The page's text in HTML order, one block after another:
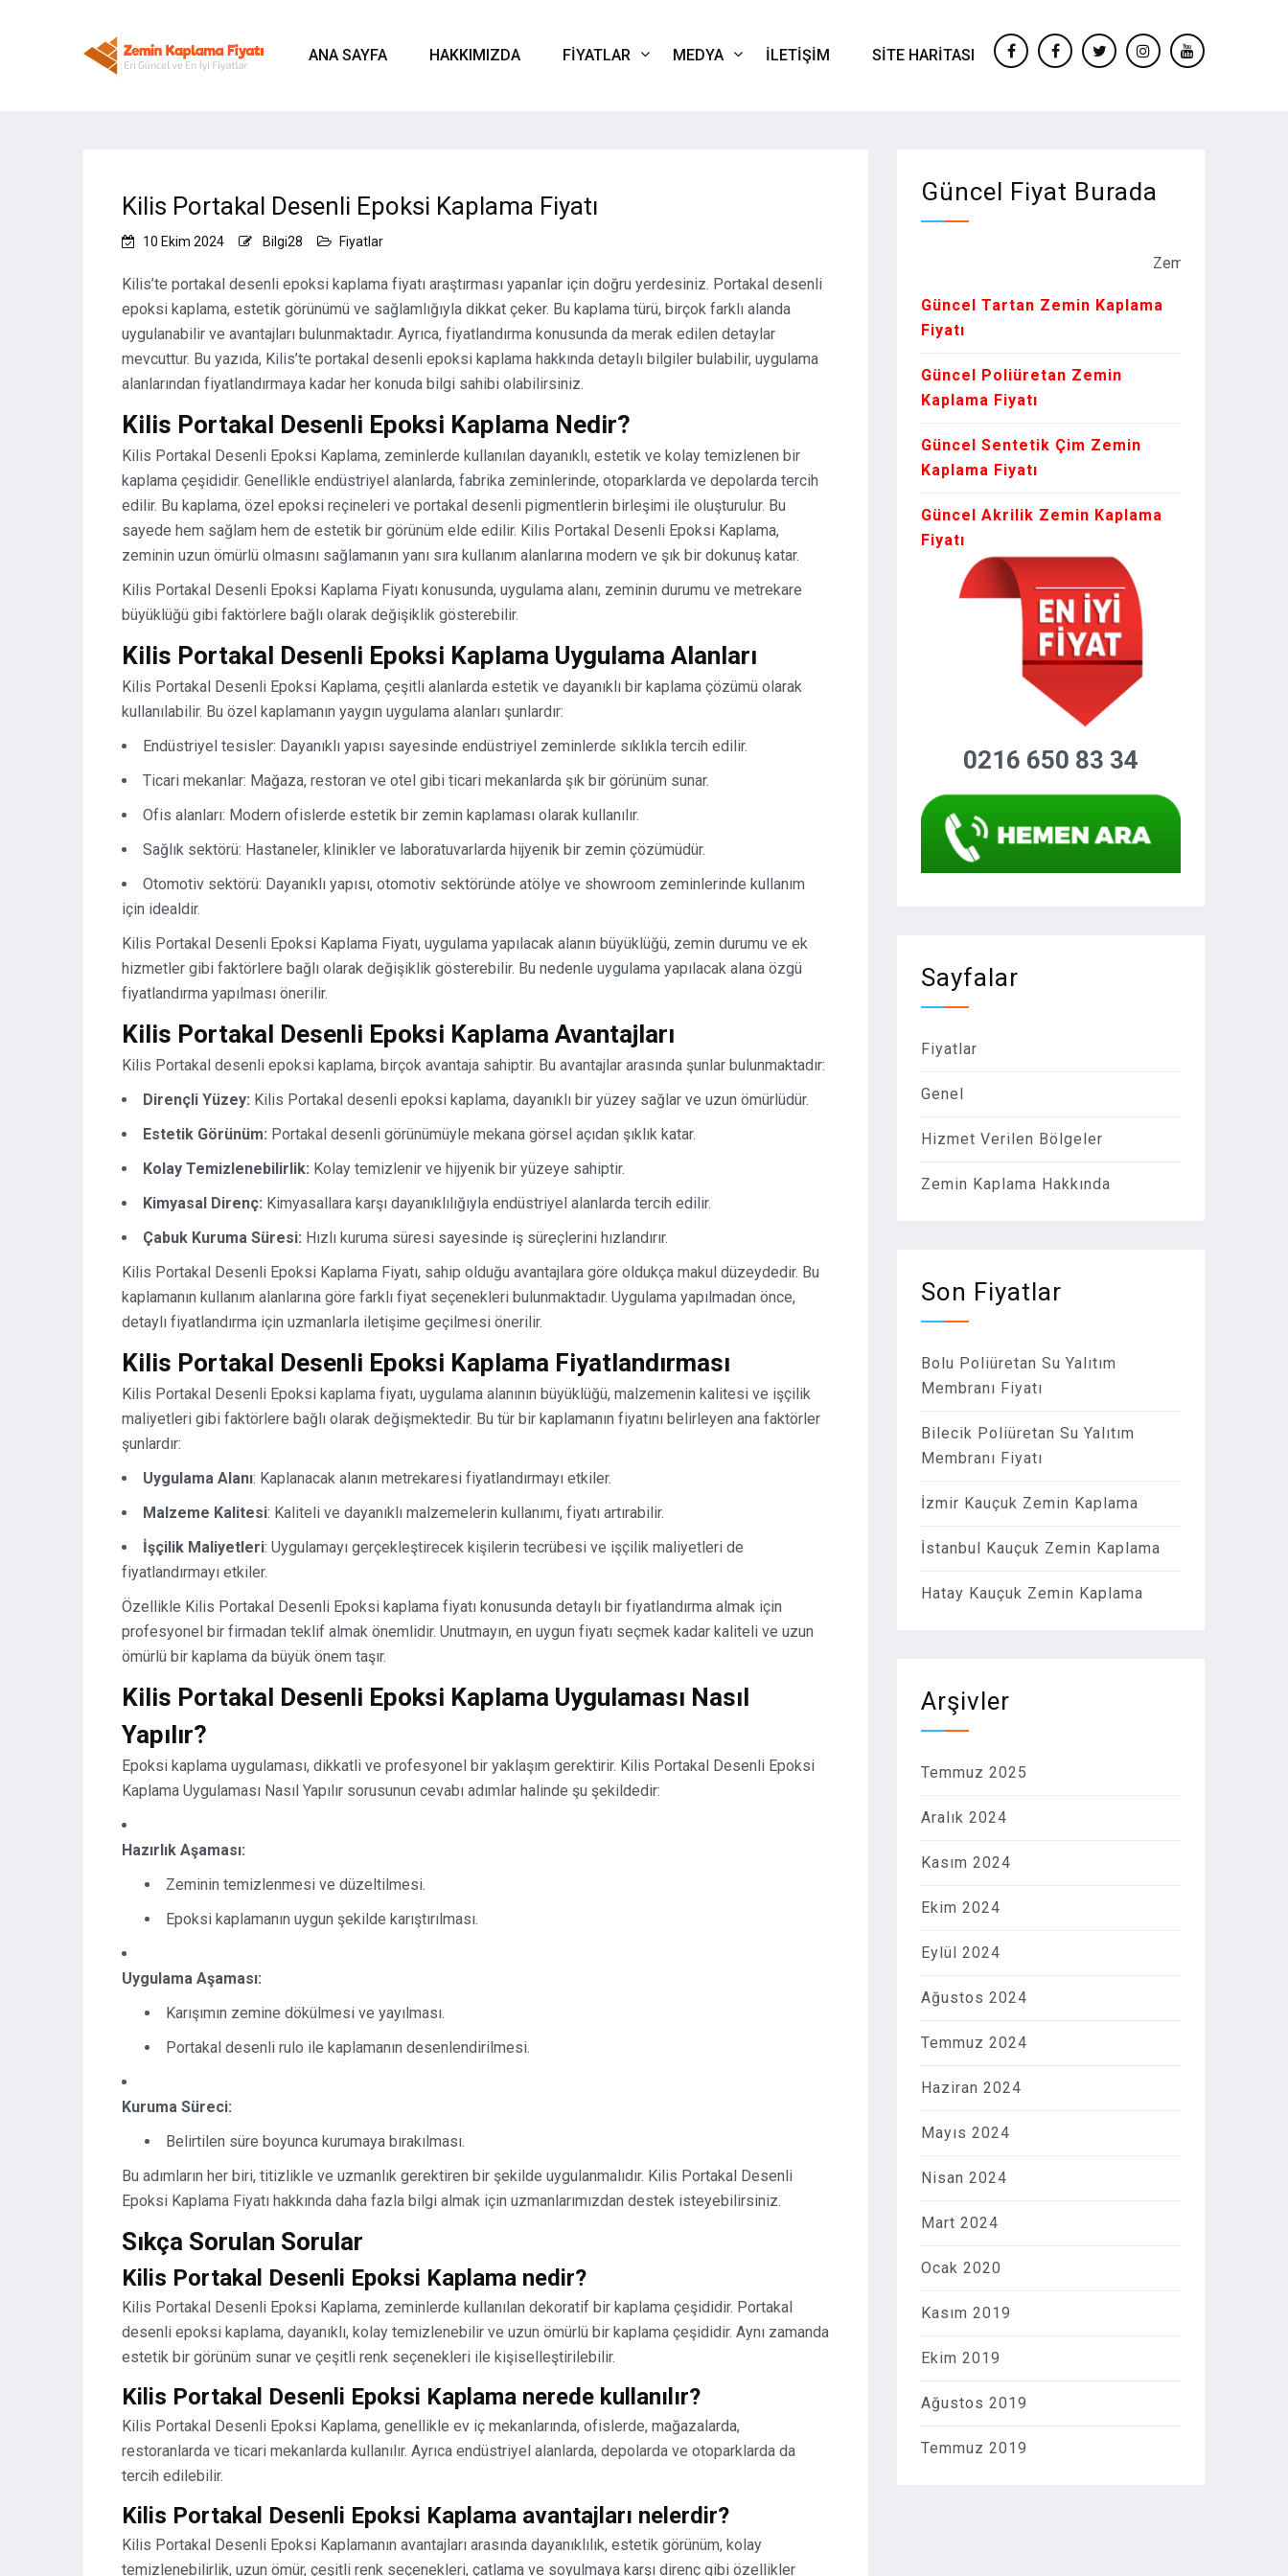
ANA SAYFA HAKKIMIZDA FIYATLAR MEDYA İLETIŞIM
SITE HARITASI
facebookFacebooktwitterinstagramyoutube
Kilis Portakal Desenli Epoksi Kaplama Fiyatı
10 Ekim 2024 Bilgi28 Fiyatlar
Kilis’te portakal desenli epoksi kaplama fiyatı araştırması yapanlar için doğru yerdesiniz. Portakal desenli
epoksi kaplama, estetik görünümü ve sağlamlığıyla dikkat çeker. Bu kaplama türü, birçok farklı alanda
uygulanabilir ve avantajları bulunmaktadır. Ayrıca, fiyatlandırma konusunda da merak edilen detaylar
mevcuttur. Bu yazıda, Kilis’te portakal desenli epoksi kaplama hakkında detaylı bilgiler bulabilir, uygulama
alanlarından fiyatlandırmaya kadar her konuda bilgi sahibi olabilirsiniz.
Kilis Portakal Desenli Epoksi Kaplama Nedir?
Kilis Portakal Desenli Epoksi Kaplama, zeminlerde kullanılan dayanıklı, estetik ve kolay temizlenen bir
kaplama çeşididir. Genellikle endüstriyel alanlarda, fabrika zeminlerinde, otoparklarda ve depolarda tercih
edilir. Bu kaplama, özel epoksi reçineleri ve portakal desenli pigmentlerin birleşimi ile oluşturulur. Bu
sayede hem sağlam hem de estetik bir görünüm elde edilir. Kilis Portakal Desenli Epoksi Kaplama,
zeminin uzun ömürlü olmasını sağlamanın yanı sıra kullanım alanlarına modern ve şık bir dokunuş katar.
Kilis Portakal Desenli Epoksi Kaplama Fiyatı konusunda, uygulama alanı, zeminin durumu ve metrekare
büyüklüğü gibi faktörlere bağlı olarak değişiklik gösterebilir.
Kilis Portakal Desenli Epoksi Kaplama Uygulama Alanları
Kilis Portakal Desenli Epoksi Kaplama, çeşitli alanlarda estetik ve dayanıklı bir kaplama çözümü olarak
kullanılabilir. Bu özel kaplamanın yaygın uygulama alanları şunlardır:
Endüstriyel tesisler: Dayanıklı yapısı sayesinde endüstriyel zeminlerde sıklıkla tercih edilir.
Ticari mekanlar: Mağaza, restoran ve otel gibi ticari mekanlarda şık bir görünüm sunar.
Ofis alanları: Modern ofislerde estetik bir zemin kaplaması olarak kullanılır.
Sağlık sektörü: Hastaneler, klinikler ve laboratuvarlarda hijyenik bir zemin çözümüdür.
Otomotiv sektörü: Dayanıklı yapısı, otomotiv sektöründe atölye ve showroom zeminlerinde kullanım
için idealdir.
Kilis Portakal Desenli Epoksi Kaplama Fiyatı, uygulama yapılacak alanın büyüklüğü, zemin durumu ve ek
hizmetler gibi faktörlere bağlı olarak değişiklik gösterebilir. Bu nedenle uygulama yapılacak alana özgü
fiyatlandırma yapılması önerilir.
Kilis Portakal Desenli Epoksi Kaplama Avantajları
Kilis Portakal desenli epoksi kaplama, birçok avantaja sahiptir. Bu avantajlar arasında şunlar bulunmaktadır:
Dirençli Yüzey: Kilis Portakal desenli epoksi kaplama, dayanıklı bir yüzey sağlar ve uzun ömürlüdür.
Estetik Görünüm: Portakal desenli görünümüyle mekana görsel açıdan şıklık katar.
Kolay Temizlenebilirlik: Kolay temizlenir ve hijyenik bir yüzeye sahiptir.
Kimyasal Direnç: Kimyasallara karşı dayanıklılığıyla endüstriyel alanlarda tercih edilir.
Çabuk Kuruma Süresi: Hızlı kuruma süresi sayesinde iş süreçlerini hızlandırır.
Kilis Portakal Desenli Epoksi Kaplama Fiyatı, sahip olduğu avantajlara göre oldukça makul düzeydedir. Bu
kaplamanın kullanım alanlarına göre farklı fiyat seçenekleri bulunmaktadır. Uygulama yapılmadan önce,
detaylı fiyatlandırma için uzmanlarla iletişime geçilmesi önerilir.
Kilis Portakal Desenli Epoksi Kaplama Fiyatlandırması
Kilis Portakal Desenli Epoksi kaplama fiyatı, uygulama alanının büyüklüğü, malzemenin kalitesi ve işçilik
maliyetleri gibi faktörlere bağlı olarak değişmektedir. Bu tür bir kaplamanın fiyatını belirleyen ana faktörler
şunlardır:
Uygulama Alanı: Kaplanacak alanın metrekaresi fiyatlandırmayı etkiler.
Malzeme Kalitesi: Kaliteli ve dayanıklı malzemelerin kullanımı, fiyatı artırabilir.
İşçilik Maliyetleri: Uygulamayı gerçekleştirecek kişilerin tecrübesi ve işçilik maliyetleri de
fiyatlandırmayı etkiler.
Özellikle Kilis Portakal Desenli Epoksi kaplama fiyatı konusunda detaylı bir fiyatlandırma almak için
profesyonel bir firmadan teklif almak önemlidir. Unutmayın, en uygun fiyatı seçmek kadar kaliteli ve uzun
ömürlü bir kaplama da büyük önem taşır.
Kilis Portakal Desenli Epoksi Kaplama Uygulaması Nasıl
Yapılır?
Epoksi kaplama uygulaması, dikkatli ve profesyonel bir yaklaşım gerektirir. Kilis Portakal Desenli Epoksi
Kaplama Uygulaması Nasıl Yapılır sorusunun cevabı adımlar halinde şu şekildedir:
Hazırlık Aşaması:
Zeminin temizlenmesi ve düzeltilmesi.
Epoksi kaplamanın uygun şekilde karıştırılması.
Uygulama Aşaması:
Karışımın zemine dökülmesi ve yayılması.
Portakal desenli rulo ile kaplamanın desenlendirilmesi.
Kuruma Süreci:
Belirtilen süre boyunca kurumaya bırakılması.
Bu adımların her biri, titizlikle ve uzmanlık gerektiren bir şekilde uygulanmalıdır. Kilis Portakal Desenli
Epoksi Kaplama Fiyatı hakkında daha fazla bilgi almak için uzmanlarımızdan destek isteyebilirsiniz.
Sıkça Sorulan Sorular
Kilis Portakal Desenli Epoksi Kaplama nedir?
Kilis Portakal Desenli Epoksi Kaplama, zeminlerde kullanılan dekoratif bir kaplama çeşididir. Portakal
desenli epoksi kaplama, dayanıklı, kolay temizlenebilir ve uzun ömürlü bir kaplama çeşididir. Aynı zamanda
estetik bir görünüm sunar ve çeşitli renk seçenekleri ile kişiselleştirilebilir.
Kilis Portakal Desenli Epoksi Kaplama nerede kullanılır?
Kilis Portakal Desenli Epoksi Kaplama, genellikle ev iç mekanlarında, ofislerde, mağazalarda,
restoranlarda ve ticari mekanlarda kullanılır. Ayrıca endüstriyel alanlarda, depolarda ve otoparklarda da
tercih edilebilir.
Kilis Portakal Desenli Epoksi Kaplama avantajları nelerdir?
Kilis Portakal Desenli Epoksi Kaplamanın avantajları arasında dayanıklılık, estetik görünüm, kolay
temizlenebilirlik, uzun ömür, çeşitli renk seçenekleri, çatlama ve soyulmaya karşı direnç gibi özellikler
Güncel Fiyat Burada
Zemin Kaplama
Güncel Tartan Zemin Kaplama
Fiyatı
Güncel Poliüretan Zemin
Kaplama Fiyatı
Güncel Sentetik Çim Zemin
Kaplama Fiyatı
Güncel Akrilik Zemin Kaplama
Fiyatı
0216 650 83 34
Sayfalar
Fiyatlar
Genel
Hizmet Verilen Bölgeler
Zemin Kaplama Hakkında
Son Fiyatlar
Bolu Poliüretan Su Yalıtım
Membranı Fiyatı
Bilecik Poliüretan Su Yalıtım
Membranı Fiyatı
İzmir Kauçuk Zemin Kaplama
İstanbul Kauçuk Zemin Kaplama
Hatay Kauçuk Zemin Kaplama
Arşivler
Temmuz 2025
Aralık 2024
Kasım 2024
Ekim 2024
Eylül 2024
Ağustos 2024
Temmuz 2024
Haziran 2024
Mayıs 2024
Nisan 2024
Mart 2024
Ocak 2020
Kasım 2019
Ekim 2019
Ağustos 2019
Temmuz 2019